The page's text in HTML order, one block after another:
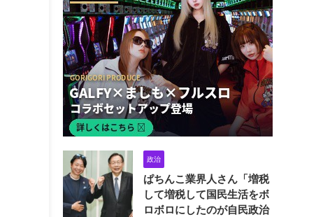
政治
ぱちんこ業界人さん「増税
して増税して国民生活をボ
ロボロにしたのが自民政治